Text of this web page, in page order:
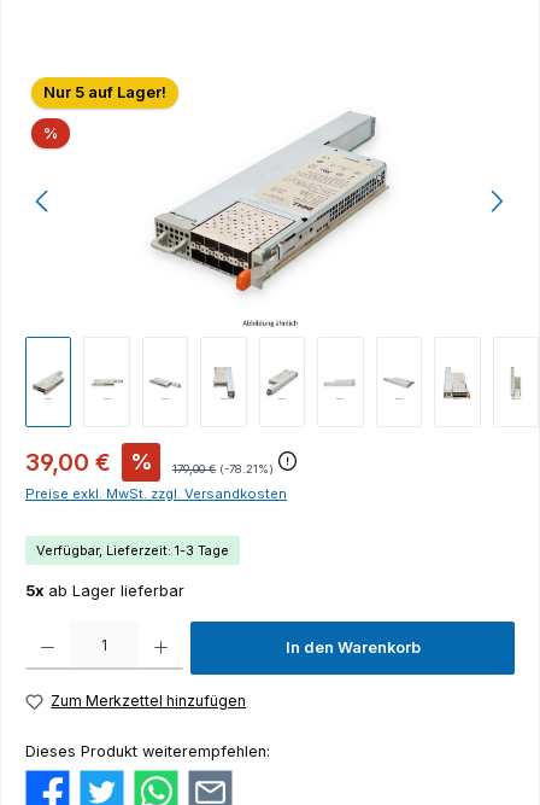
Bildergalerie überspringen
Nur 5 auf Lager!
% Rabatt
39,00 € % 179,00 € (-78.21%)
Preise exkl. MwSt. zzgl. Versandkosten
Verfügbar, Lieferzeit: 1-3 Tage
5x ab Lager lieferbar
In den Warenkorb
Zum Merkzettel hinzufügen
Dieses Produkt weiterempfehlen: